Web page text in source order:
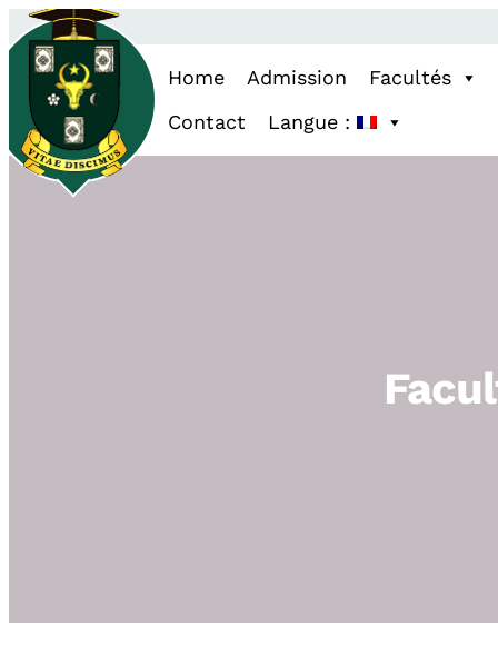
Home Admission Facultés
Contact
Langue :